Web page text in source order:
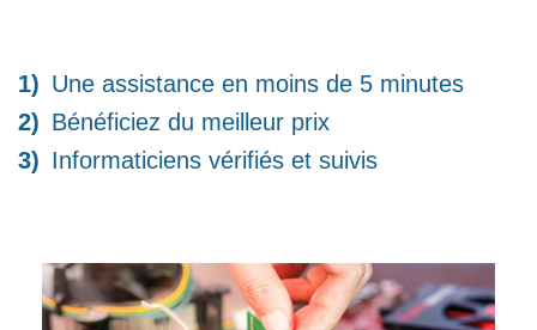
Une assistance en moins de 5 minutes
Bénéficiez du meilleur prix
Informaticiens vérifiés et suivis